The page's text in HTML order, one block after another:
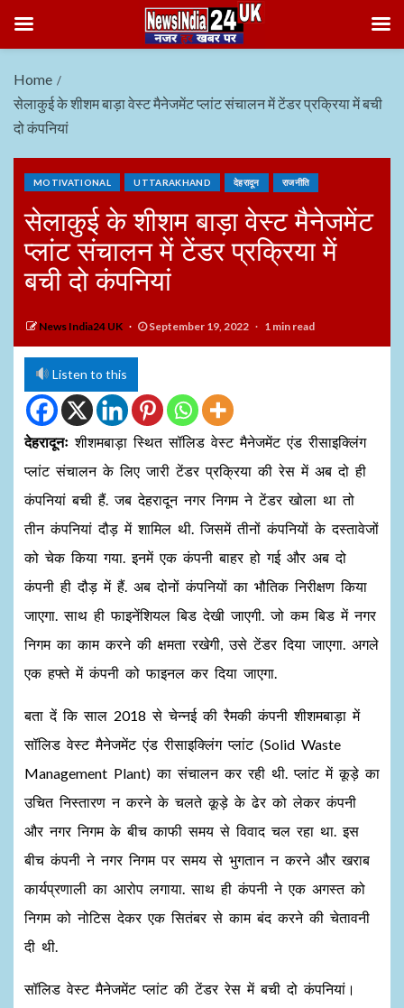
Home
सेलाकुई के शीशम बाड़ा वेस्ट मैनेजमेंट प्लांट संचालन में टेंडर प्रक्रिया में बची
दो कंपनियां
MOTIVATIONAL UTTARAKHAND देहरादून राजनीति
सेलाकुई के शीशम बाड़ा वेस्ट मैनेजमेंट
प्लांट संचालन में टेंडर प्रक्रिया में
बची दो कंपनियां
News India24 UK September 19, 2022 1 min read
Listen to this
देहरादूनः शीशमबाड़ा स्थित सॉलिड वेस्ट मैनेजमेंट एंड रीसाइक्लिंग
प्लांट संचालन के लिए जारी टेंडर प्रक्रिया की रेस में अब दो ही
कंपनियां बची हैं. जब देहरादून नगर निगम ने टेंडर खोला था तो
तीन कंपनियां दौड़ में शामिल थी. जिसमें तीनों कंपनियों के दस्तावेजों
को चेक किया गया. इनमें एक कंपनी बाहर हो गई और अब दो
कंपनी ही दौड़ में हैं. अब दोनों कंपनियों का भौतिक निरीक्षण किया
जाएगा. साथ ही फाइनेंशियल बिड देखी जाएगी. जो कम बिड में नगर
निगम का काम करने की क्षमता रखेगी, उसे टेंडर दिया जाएगा. अगले
एक हफ्ते में कंपनी को फाइनल कर दिया जाएगा.
बता दें कि साल 2018 से चेन्नई की रैमकी कंपनी शीशमबाड़ा में
सॉलिड वेस्ट मैनेजमेंट एंड रीसाइक्लिंग प्लांट (Solid Waste
Management Plant) का संचालन कर रही थी. प्लांट में कूड़े का
उचित निस्तारण न करने के चलते कूड़े के ढेर को लेकर कंपनी
और नगर निगम के बीच काफी समय से विवाद चल रहा था. इस
बीच कंपनी ने नगर निगम पर समय से भुगतान न करने और खराब
कार्यप्रणाली का आरोप लगाया. साथ ही कंपनी ने एक अगस्त को
निगम को नोटिस देकर एक सितंबर से काम बंद करने की चेतावनी
दी थी.
सॉलिड वेस्ट मैनेजमेंट प्लांट की टेंडर रेस में बची दो कंपनियां।